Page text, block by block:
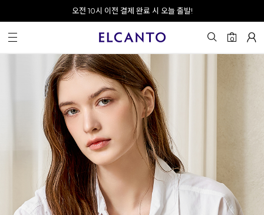
오전 10시 이전 결제 완료 시 오늘 출발!
회원가입 시 최대 20% 쿠폰 지급
0